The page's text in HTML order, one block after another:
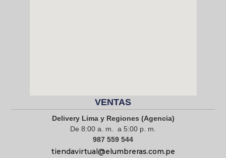
VENTAS
Delivery Lima y Regiones (Agencia)
De 8:00 a. m. a 5:00 p. m.
987 559 544
tiendavirtual@elumbreras.com.pe